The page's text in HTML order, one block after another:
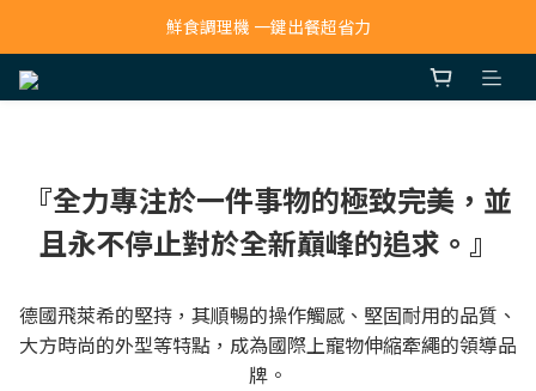
寵物吸毛機 吸毛清淨抗敏一次搞定
鮮食調理機 一鍵出餐超省力
『全力專注於一件事物的極致完美，並
且永不停止對於全新巔峰的追求。』
德國飛萊希的堅持，其順暢的操作觸感、堅固耐用的品質、
大方時尚的外型等特點，成為國際上寵物伸縮牽繩的領導品
牌。